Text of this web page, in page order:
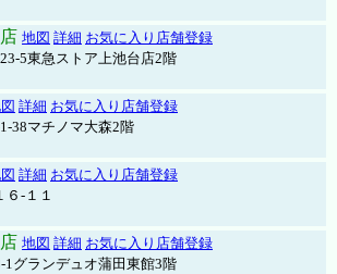
地図 詳細 お気に入り店舗登録
5東急ストア上池台店2階
詳細 お気に入り店舗登録
38マチノマ大森2階
詳細 お気に入り店舗登録
６-１１
地図 詳細 お気に入り店舗登録
1グランデュオ蒲田東館3階